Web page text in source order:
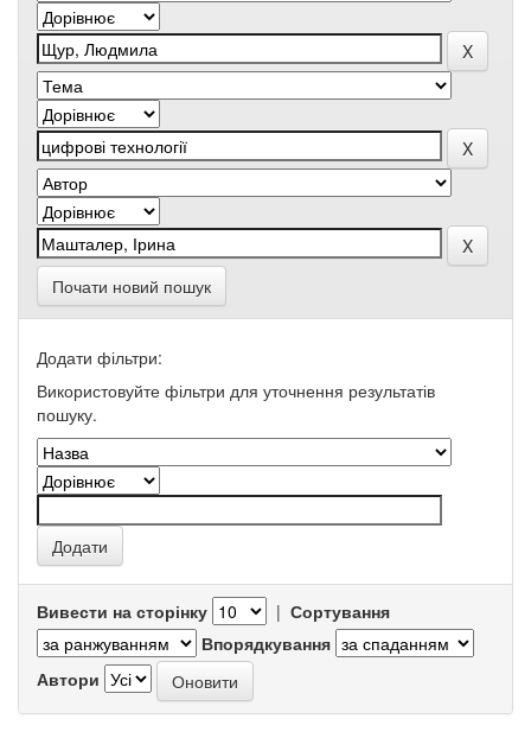
Почати новий пошук
Додати фільтри:
Використовуйте фільтри для уточнення результатів
пошуку.
Вивести на сторінку | Сортування
Впорядкування
Автори